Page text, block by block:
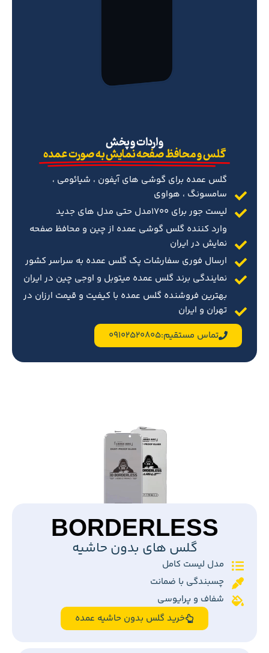
‌واردات و پخش
گلس و محافظ صفحه نمایش به صورت عمده
گلس عمده برای گوشی های آیفون ، شیائومی ،
سامسونگ ، هواوی
لیست جور برای 1700مدل حتی مدل های جدید
وارد کننده گلس گوشی عمده از چین و محافظ صفحه
نمایش در ایران
ارسال فوری سفارشات پک گلس عمده به سراسر کشور
نمایندگی برند گلس عمده میتوبل و اوجی چین در ایران
بهترین فروشنده گلس عمده با کیفیت و قیمت ارزان در
تهران و ایران
تماس مستقیم:09102520805
BORDERLESS
گلس های بدون حاشیه
مدل لیست کامل
چسبندگی با ضمانت
شفاف و پرایوسی
خرید گلس بدون حاشیه عمده